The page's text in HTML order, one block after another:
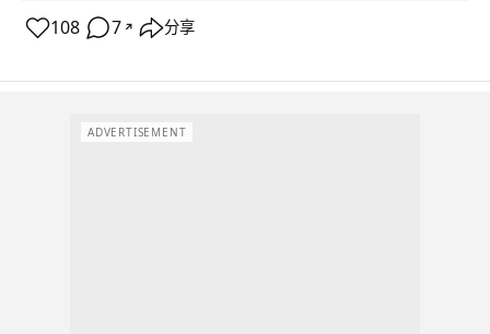
108 7 ↗ 分享
ADVERTISEMENT